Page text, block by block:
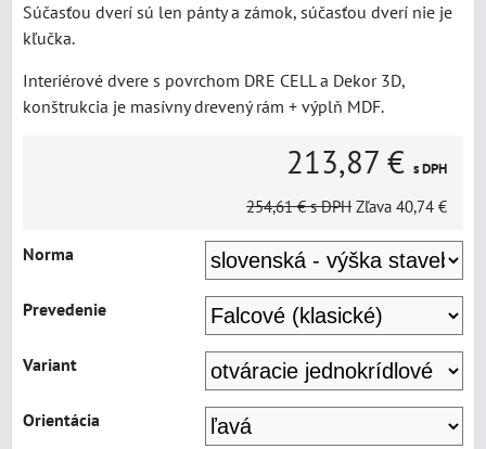
Súčasťou dverí sú len pánty a zámok, súčasťou dverí nie je
kľučka.
Interiérové dvere s povrchom DRE CELL a Dekor 3D,
konštrukcia je masívny drevený rám + výplň MDF.
213,87 € s DPH
254,61 € s DPH Zľava 40,74 €
Norma
Prevedenie
Variant
Orientácia